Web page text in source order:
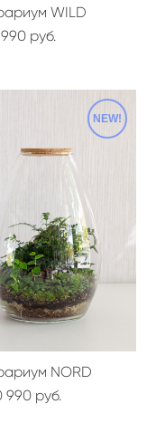
WILD
pуб.
NEW!
NORD
990 pуб.